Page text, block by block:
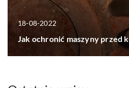
18-08-2022
Jak ochronić maszyny przed